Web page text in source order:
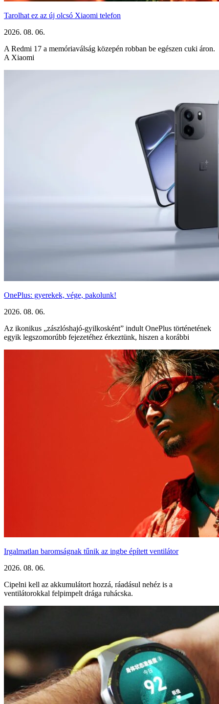
Tarolhat ez az új olcsó Xiaomi telefon
2026. 08. 06.
A Redmi 17 a memóriaválság közepén robban be egészen cuki áron.
A Xiaomi
OnePlus: gyerekek, vége, pakolunk!
2026. 08. 06.
Az ikonikus „zászlóshajó-gyilkosként” indult OnePlus történetének
egyik legszomorúbb fejezetéhez érkeztünk, hiszen a korábbi
Irgalmatlan baromságnak tűnik az ingbe épített ventilátor
2026. 08. 06.
Cipelni kell az akkumulátort hozzá, ráadásul nehéz is a
ventilátorokkal felpimpelt drága ruhácska.